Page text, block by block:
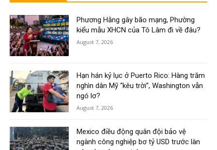
Phương Hằng gây bão mạng, Phường
kiểu mẫu XHCN của Tô Lâm đi về đâu?
August 7, 2026
Hạn hán kỷ lục ở Puerto Rico: Hàng trăm
nghìn dân Mỹ “kêu trời”, Washington vẫn
ngó lơ?
August 7, 2026
Mexico điều động quân đội bảo vệ
ngành công nghiệp bơ tỷ USD trước làn